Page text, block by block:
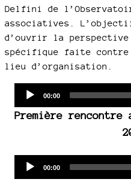
Delfini de
associatives.
d’ouvrir la
spécifique faite
lieu d’organisation.
Current
00:00
Première rencontre
Current
00:00